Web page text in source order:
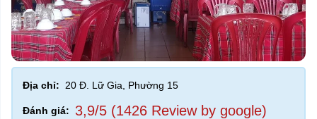
Địa chỉ: 20 Đ. Lữ Gia, Phường 15
Đánh giá: 3,9/5 (1426 Review by google)